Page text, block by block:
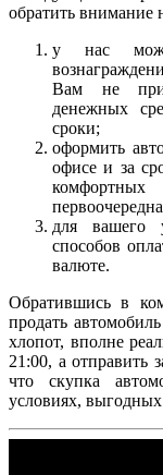
обратить внимание
у нас
Вам не
денежных
сроки;
оформить
офисе и за
для вашего
способов
валюте.
Обратившись в
продать
хлопот, вполне
21:00, а отправить
что скупка
условиях,